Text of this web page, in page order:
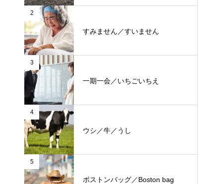
2
すみません／すいません
3
一期一会／いちごいちえ
4
ウシ／牛／うし
5
ボストンバッグ／Boston bag